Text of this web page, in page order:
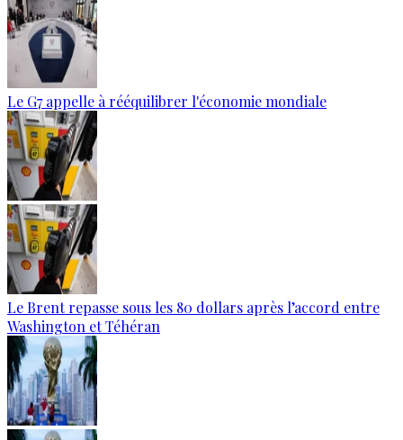
Le G7 appelle à rééquilibrer l'économie mondiale
Le Brent repasse sous les 80 dollars après l’accord entre
Washington et Téhéran